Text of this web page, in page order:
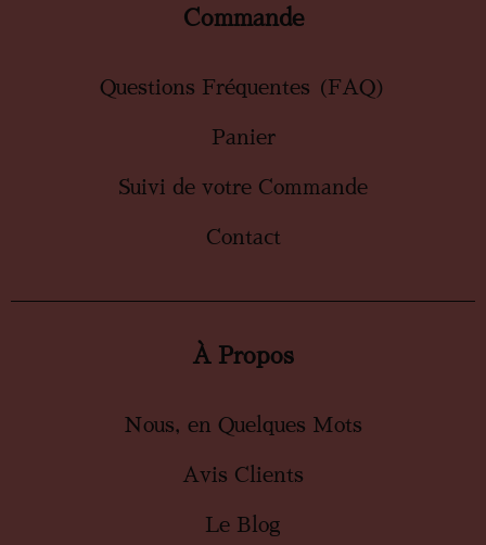
Commande
Questions Fréquentes (FAQ)
Panier
Suivi de votre Commande
Contact
À Propos
Nous, en Quelques Mots
Avis Clients
Le Blog